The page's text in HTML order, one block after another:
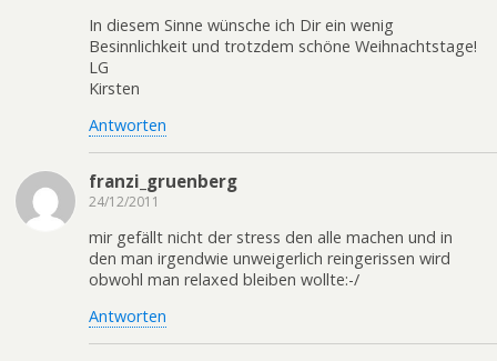
In diesem Sinne wünsche ich Dir ein wenig
Besinnlichkeit und trotzdem schöne Weihnachtstage!
LG
Kirsten
Antworten
franzi_gruenberg
24/12/2011
mir gefällt nicht der stress den alle machen und in
den man irgendwie unweigerlich reingerissen wird
obwohl man relaxed bleiben wollte:-/
Antworten